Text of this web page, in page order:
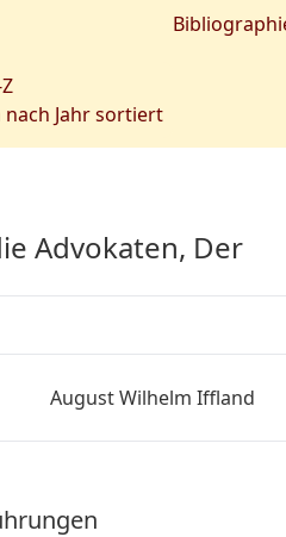
Jahr sortiert
Advokaten, Der
August Wilhelm Iffland